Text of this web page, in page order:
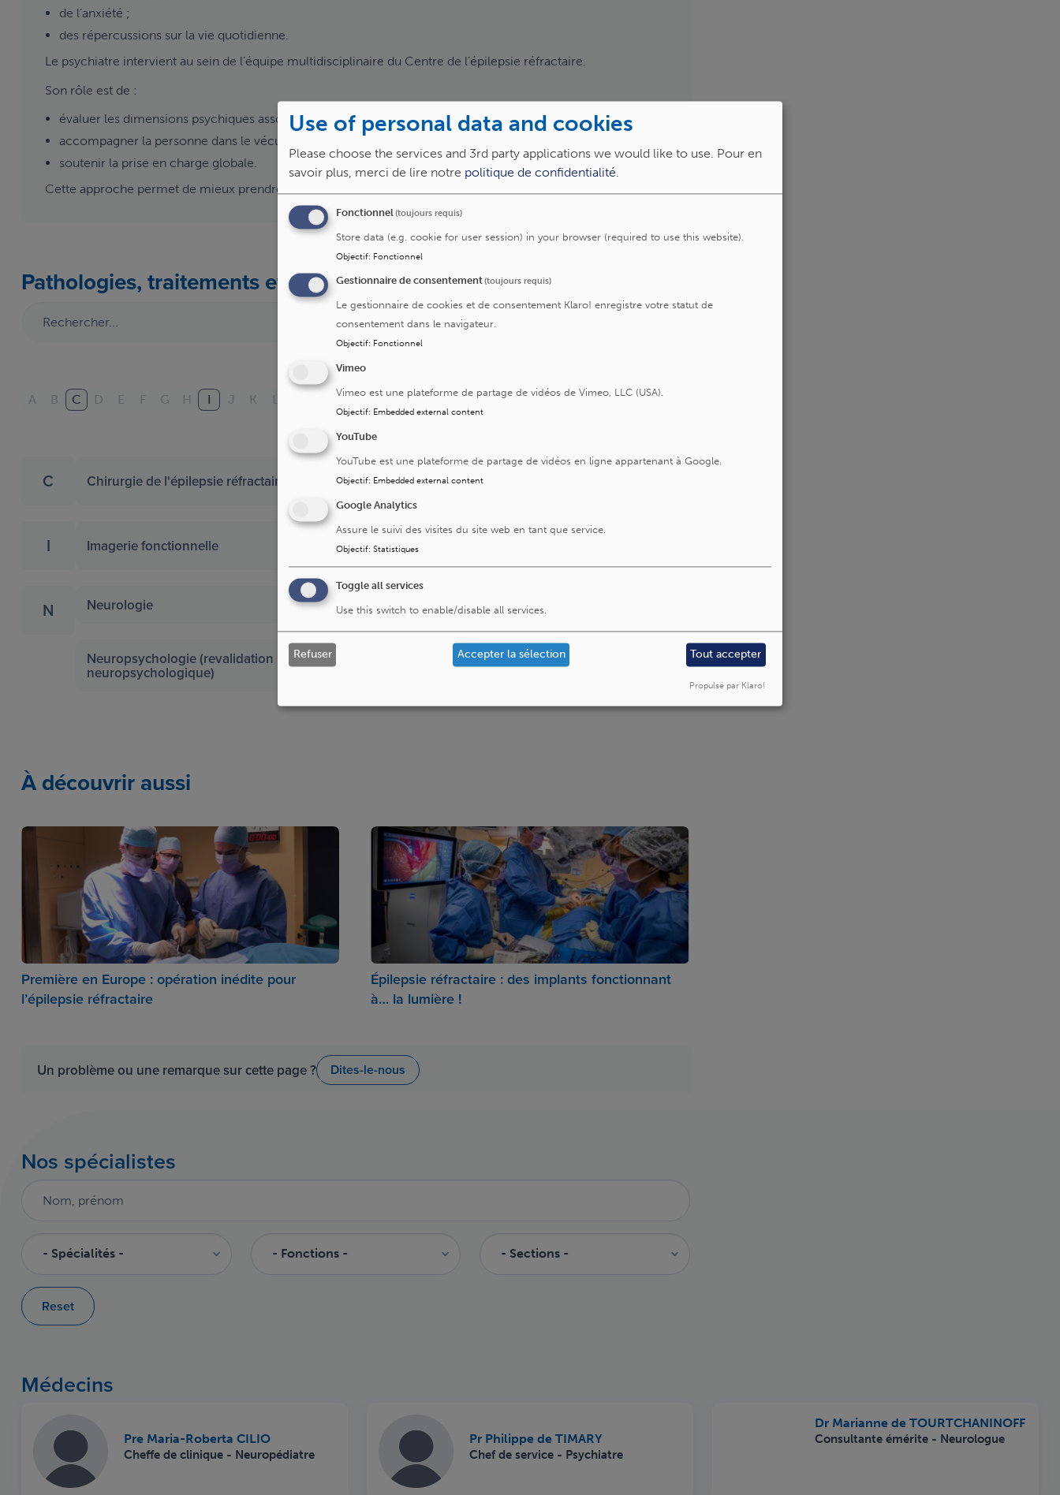
de l’anxiété ;
des répercussions sur la vie quotidienne.
Le psychiatre intervient au sein de l’équipe multidisciplinaire du Centre de l’épilepsie réfractaire.
Son rôle est de :
évaluer les dimensions psychiques associées ;
accompagner la personne dans le vécu de la maladie ;
soutenir la prise en charge globale.
Cette approche permet de mieux prendre en compte l’ensemble des besoins du patient
Pathologies, traitements et examens
A B C D E F G H I J K L O P Q R S T U V W X Y Z
C Chirurgie de l'épilepsie réfractaire
I Imagerie fonctionnelle
N Neurologie Neurophysiologie
Neuropsychologie (revalidation
neuropsychologique)
À découvrir aussi
Première en Europe : opération inédite pour
l’épilepsie réfractaire
Épilepsie réfractaire : des implants fonctionnant
à… la lumière !
Un problème ou une remarque sur cette page ? Dites-le-nous
Nos spécialistes
Reset
Médecins
Pre Maria-Roberta CILIO
Cheffe de clinique - Neuropédiatre
Pr Philippe de TIMARY
Chef de service - Psychiatre
Dr Marianne de TOURTCHANINOFF
Consultante émérite - Neurologue
Use of personal data and cookies
Please choose the services and 3rd party applications we would like to use. Pour en
savoir plus, merci de lire notre politique de confidentialité.
Fonctionnel(toujours requis)
Store data (e.g. cookie for user session) in your browser (required to use this website).
Objectif: Fonctionnel
Gestionnaire de consentement(toujours requis)
Le gestionnaire de cookies et de consentement Klaro! enregistre votre statut de
consentement dans le navigateur.
Objectif: Fonctionnel
Vimeo
Vimeo est une plateforme de partage de vidéos de Vimeo, LLC (USA).
Objectif: Embedded external content
YouTube
YouTube est une plateforme de partage de vidéos en ligne appartenant à Google.
Objectif: Embedded external content
Google Analytics
Assure le suivi des visites du site web en tant que service.
Objectif: Statistiques
Toggle all services
Use this switch to enable/disable all services.
Refuser Accepter la sélection Tout accepter
Propulsé par Klaro!